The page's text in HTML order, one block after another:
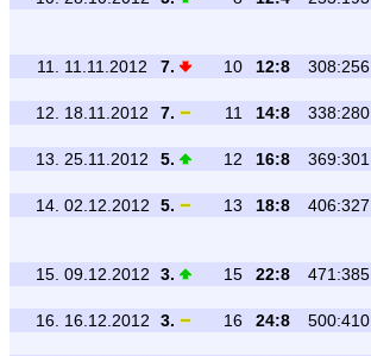
11. 11.11.2012 7. 10 12:8 308:256
12. 18.11.2012 7. 11 14:8 338:280
13. 25.11.2012 5. 12 16:8 369:301
14. 02.12.2012 5. 13 18:8 406:327
15. 09.12.2012 3. 15 22:8 471:385
16. 16.12.2012 3. 16 24:8 500:410